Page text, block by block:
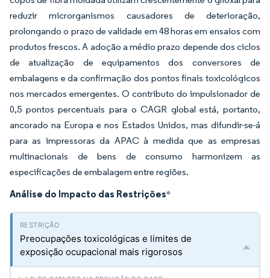
reduzir microrganismos causadores de deterioração,
prolongando o prazo de validade em 48 horas em ensaios com
produtos frescos. A adoção a médio prazo depende dos ciclos
de atualização de equipamentos dos conversores de
embalagens e da confirmação dos pontos finais toxicológicos
nos mercados emergentes. O contributo do impulsionador de
0,5 pontos percentuais para o CAGR global está, portanto,
ancorado na Europa e nos Estados Unidos, mas difundir-se-á
para as impressoras da APAC à medida que as empresas
multinacionais de bens de consumo harmonizem as
especificações de embalagem entre regiões.
Análise do Impacto das Restrições*
Preocupações toxicológicas e limites de
exposição ocupacional mais rigorosos